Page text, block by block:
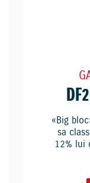
«Big
sa
12% lui